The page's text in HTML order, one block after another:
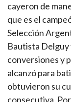
cayeron de
que es el
Selección
Bautista Delguy
conversiones y
alcanzó para
obtuvieron su
consecutiva.